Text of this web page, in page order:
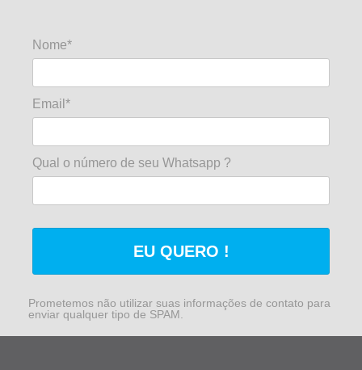
Nome*
Email*
Qual o número de seu Whatsapp ?
EU QUERO !
Prometemos não utilizar suas informações de contato para
enviar qualquer tipo de SPAM.